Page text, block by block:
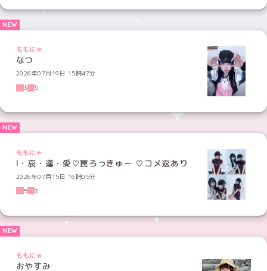
ももにゃ
なつ
2026年07月19日 15時47分
3
5
ももにゃ
l・哀・逢・愛♡罠ろっきゅー ♡コメ返あり
2026年07月15日 16時05分
5
3
ももにゃ
おやすみ